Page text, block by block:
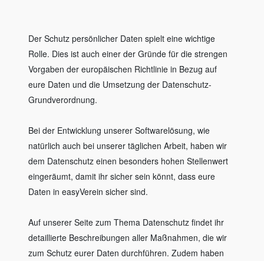
Der Schutz persönlicher Daten spielt eine wichtige
Rolle. Dies ist auch einer der Gründe für die strengen
Vorgaben der europäischen Richtlinie in Bezug auf
eure Daten und die Umsetzung der Datenschutz-
Grundverordnung.
Bei der Entwicklung unserer Softwarelösung, wie
natürlich auch bei unserer täglichen Arbeit, haben wir
dem Datenschutz einen besonders hohen Stellenwert
eingeräumt, damit ihr sicher sein könnt, dass eure
Daten in easyVerein sicher sind.
Auf unserer Seite zum Thema Datenschutz findet ihr
detaillierte Beschreibungen aller Maßnahmen, die wir
zum Schutz eurer Daten durchführen. Zudem haben